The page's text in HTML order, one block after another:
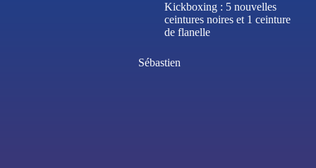
Kickboxing : 5 nouvelles
ceintures noires et 1 ceinture
de flanelle
Sébastien